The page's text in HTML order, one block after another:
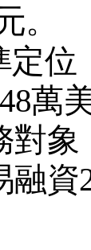
。
定位
萬
對象
融資